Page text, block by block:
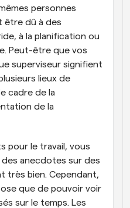
personnes
être dû à des
à la planification ou
Peut-être que vos
superviseur signifient
lieux de
cadre de la
de la
pour le travail, vous
anecdotes sur des
très bien. Cependant,
que de pouvoir voir
sur le temps. Les